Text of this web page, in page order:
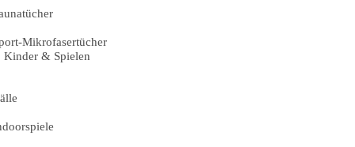
Mikrofasertücher
Kinder & Spielen